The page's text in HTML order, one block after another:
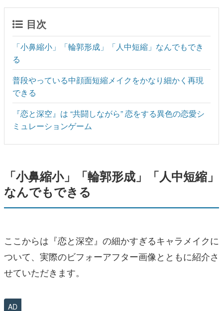
目次
「小鼻縮小」「輪郭形成」「人中短縮」なんでもでき
る
普段やっている中顔面短縮メイクをかなり細かく再現
できる
『恋と深空』は “共闘しながら” 恋をする異色の恋愛シ
ミュレーションゲーム
「小鼻縮小」「輪郭形成」「人中短縮」
なんでもできる
ここからは『恋と深空』の細かすぎるキャラメイクに
ついて、実際のビフォーアフター画像とともに紹介さ
せていただきます。
AD